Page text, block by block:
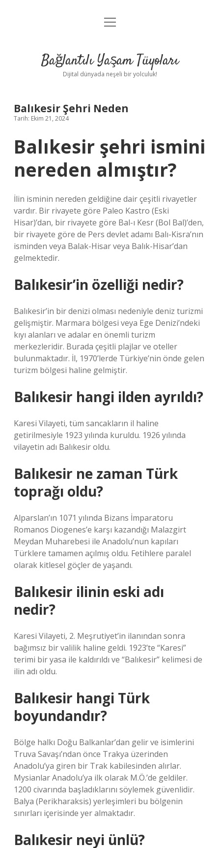
Anasayfa
Yasal Uyarı
menüyü
Bağlantılı Yaşam Tüyoları
Dijital dünyada neşeli bir yolculuk!
Balıkesir Şehri Neden
Tarih: Ekim 21, 2024
Balıkesir şehri ismini
nereden almıştır?
İlin isminin nereden geldiğine dair çeşitli rivayetler
vardır. Bir rivayete göre Paleo Kastro (Eski
Hisar)’dan, bir rivayete göre Bal-ı Kesr (Bol Bal)’den,
bir rivayete göre de Pers devlet adamı Balı-Kisra’nın
isminden veya Balak-Hisar veya Balık-Hisar’dan
gelmektedir.
Balıkesir’in özelliği nedir?
Balıkesir’in bir denizi olması nedeniyle deniz turizmi
gelişmiştir. Marmara bölgesi veya Ege Denizi’ndeki
kıyı alanları ve adalar en önemli turizm
merkezleridir. Burada çeşitli plajlar ve oteller
bulunmaktadır. İl, 1970’lerde Türkiye’nin önde gelen
turizm bölgesi haline gelmiştir.
Balıkesir hangi ilden ayrıldı?
Karesi Vilayeti, tüm sancakların il haline
getirilmesiyle 1923 yılında kuruldu. 1926 yılında
vilayetin adı Balıkesir oldu.
Balıkesir ne zaman Türk
toprağı oldu?
Alparslan’ın 1071 yılında Bizans İmparatoru
Romanos Diogenes’e karşı kazandığı Malazgirt
Meydan Muharebesi ile Anadolu’nun kapıları
Türklere tamamen açılmış oldu. Fetihlere paralel
olarak kitlesel göçler de yaşandı.
Balıkesir ilinin eski adı
nedir?
Karesi Vilayeti, 2. Meşrutiyet’in ilanından sonra
bağımsız bir valilik haline geldi. 1923’te “Karesi”
terimi bir yasa ile kaldırıldı ve “Balıkesir” kelimesi de
ilin adı oldu.
Balıkesir hangi Türk
boyundandır?
Bölge halkı Doğu Balkanlar’dan gelir ve isimlerini
Truva Savaşı’ndan önce Trakya üzerinden
Anadolu’ya giren bir Trak kabilesinden alırlar.
Mysianlar Anadolu’ya ilk olarak M.Ö.’de geldiler.
1200 civarında başladıklarını söylemek güvenlidir.
Balya (Perikharaksis) yerleşimleri bu bölgenin
sınırları içerisinde yer almaktadır.
Balıkesir neyi ünlü?